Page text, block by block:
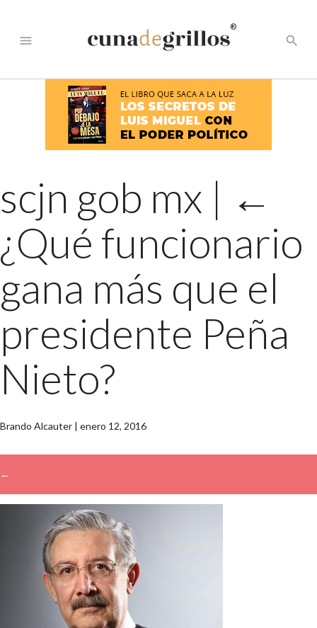
menu
®
search
scjn gob mx | ←
¿Qué funcionario
gana más que el
presidente Peña
Nieto?
Brando Alcauter | enero 12, 2016
←